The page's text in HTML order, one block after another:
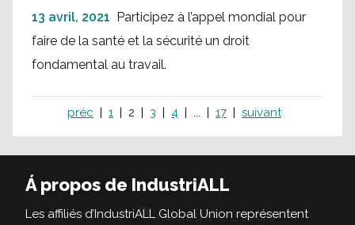
13 avril, 2021 Participez à l’appel mondial pour
faire de la santé et la sécurité un droit
fondamental au travail.
préc 1 2 3 4 ... 17 suivant
Á propos de IndustriALL
Les affiliés d’IndustriALL Global Union représentent